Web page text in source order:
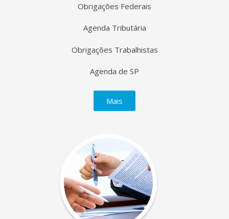
Obrigações Federais
Agenda Tributária
Obrigações Trabalhistas
Agenda de SP
Mais